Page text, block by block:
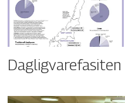
Dagligvarefasiten